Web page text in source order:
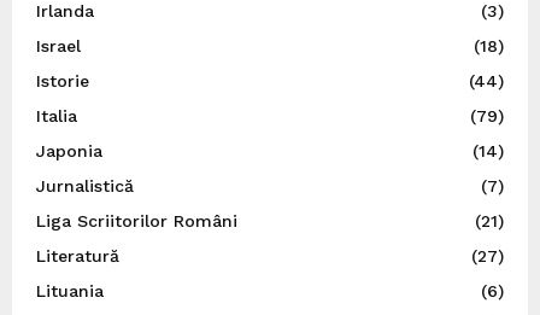
Irlanda
(3)
Israel
(18)
Istorie
(44)
Italia
(79)
Japonia
(14)
Jurnalistică
(7)
Liga Scriitorilor Români
(21)
Literatură
(27)
Lituania
(6)